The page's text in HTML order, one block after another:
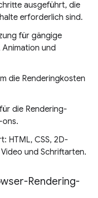
ausgeführt, die
erforderlich sind.
für gängige
und
die Renderingkosten
die Rendering-
ons.
HTML, CSS, 2D-
und Schriftarten.
Rendering-